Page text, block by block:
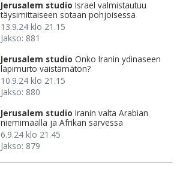
Jerusalem studio Israel valmistautuu
täysimittaiseen sotaan pohjoisessa
13.9.24 klo 21.15
Jakso: 881
Jerusalem studio Onko Iranin ydinaseen
läpimurto väistämätön?
10.9.24 klo 21.15
Jakso: 880
Jerusalem studio Iranin valta Arabian
niemimaalla ja Afrikan sarvessa
6.9.24 klo 21.45
Jakso: 879